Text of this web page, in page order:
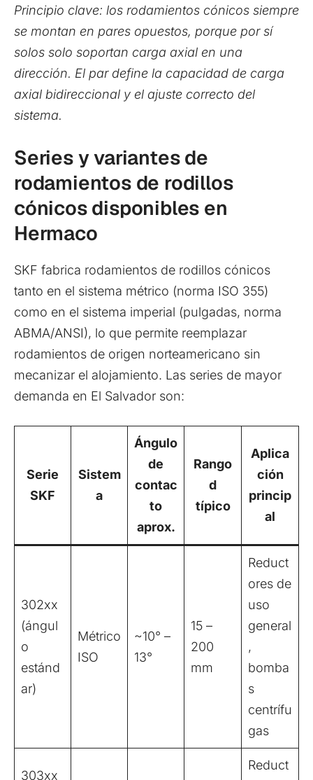
Principio clave: los rodamientos cónicos siempre
se montan en pares opuestos, porque por sí
solos solo soportan carga axial en una
dirección. El par define la capacidad de carga
axial bidireccional y el ajuste correcto del
sistema.
Series y variantes de
rodamientos de rodillos
cónicos disponibles en
Hermaco
SKF fabrica rodamientos de rodillos cónicos
tanto en el sistema métrico (norma ISO 355)
como en el sistema imperial (pulgadas, norma
ABMA/ANSI), lo que permite reemplazar
rodamientos de origen norteamericano sin
mecanizar el alojamiento. Las series de mayor
demanda en El Salvador son:
Serie
SKF
Sistem
a
Ángulo
de
contac
to
aprox.
Rango
d
típico
Aplica
ción
princip
al
302xx
(ángul
o
estánd
ar)
Métrico
ISO
~10° –
13°
15 –
200
mm
Reduct
ores de
uso
general
,
bomba
s
centrífu
gas
303xx
Reduct